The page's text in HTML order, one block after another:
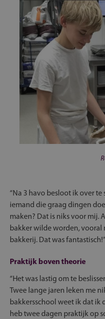
“Na 3 havo besloot ik over
iemand die graag dingen
maken? Dat is niks voor mij.
bakker wilde worden, vooral
bakkerij. Dat was fantastisch!”
Praktijk boven theorie
“Het was lastig om te
Twee lange jaren leken me
bakkersschool weet ik dat ik
heb twee dagen praktijk op